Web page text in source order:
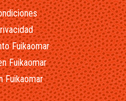
Fuikaomar
Fuikaomar
Fuikaomar